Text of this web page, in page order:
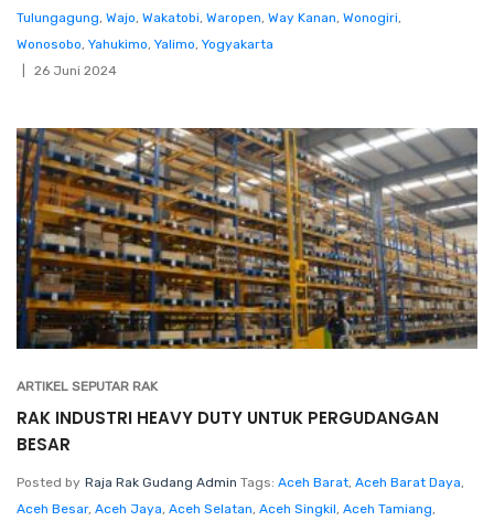
Tulungagung, Wajo, Wakatobi, Waropen, Way Kanan, Wonogiri,
Wonosobo, Yahukimo, Yalimo, Yogyakarta
26 Juni 2024
ARTIKEL SEPUTAR RAK
RAK INDUSTRI HEAVY DUTY UNTUK PERGUDANGAN
BESAR
Posted by Raja Rak Gudang Admin Tags: Aceh Barat, Aceh Barat Daya,
Aceh Besar, Aceh Jaya, Aceh Selatan, Aceh Singkil, Aceh Tamiang,